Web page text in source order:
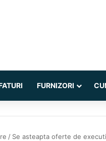
FURNIZORI
/ Se asteapta oferte de